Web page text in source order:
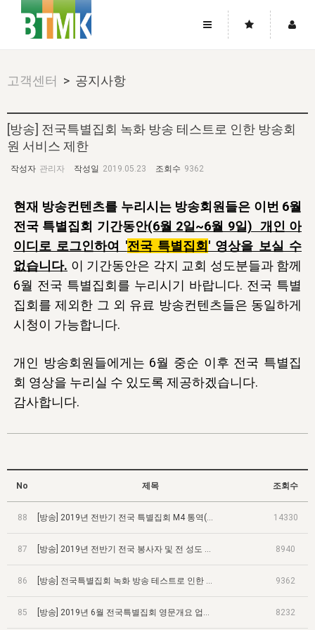
소개
소개
주님의 회복
워치만 니와 위트니스 리
한국에서의 주님의 회복의 역사
우리의 신앙
외부의 평가
성경진리사역원
그리스도의 몸 ▼
사역
일
교회
성령의 흐름
한국
북한
아시아
유럽
북미
중남미
집회 안내 ▼
방송 ▼
전국 전성도 온전하게 하는 훈련
2026년 제임스 리 특별교통
전국 특별집회
자매 온전하게 하는 훈련
서울전시간훈련(FTTS) 수업
전국 전시간 봉사자 훈련
란 캔거스 형제님 특별영상
라이프스타디 ▼
방송
읽기
요셉의 창고 ▼
두란노 학원
성경중점진리
생명공과
진리의 기초
교회사 연구
장로 책임형제 진리 연구
전시간 봉사자 진리 연구
신성한 로맨스
그리스도의 편지 ▼
이른 새벽 마리아처럼
2000년 교회사
성도들의 간증
진리의 변호와 확증
복음 창고
찬송 소개
다음 세대 연구집
다음 세대, 자료실
찬송과 누림
어린이찬송
악기 연주
찬송 나눔터
영상 메시지
목양공과
이상과 계시
갤러리
새길 실행
COPYRIGHT © 2015 BTMK ALL RIGHTS RESERVED
회원가입
고객센터
자주묻는질문
1:1문의
이벤트
방송회원 기부안내
오시는길
진리토론
사랑나눔
자료실
확증과 비평
고객센터 > 공지사항
[방송] 전국특별집회 녹화 방송 테스트로 인한 방송회
원 서비스 제한
작성자 관리자 작성일 2019.05.23 조회수 9362
현재 방송컨텐츠를 누리시는 방송회원들은 이번 6월
전국 특별집회 기간동안(6월 2일~6월 9일) 개인 아
이디로 로그인하여 '전국 특별집회 ' 영상을 보실 수
없습니다. 이 기간동안은 각지 교회 성도분들과 함께
6월 전국 특별집회를 누리시기 바랍니다. 전국 특별
집회를 제외한 그 외 유료 방송컨텐츠들은 동일하게
시청이 가능합니다.
개인 방송회원들에게는 6월 중순 이후 전국 특별집
회 영상을 누리실 수 있도록 제공하겠습니다.
감사합니다.
No 제목 조회수
88 [방송] 2019년 전반기 전국 특별집회 M4 통역(한국어) 음량 조절 14330
87 [방송] 2019년 전반기 전국 봉사자 및 전 성도 온전하게 하는 훈련 영상 업로드 8940
86 [방송] 전국특별집회 녹화 방송 테스트로 인한 방송회원 서비스 제한 9362
85 [방송] 2019년 6월 전국특별집회 영문개요 업로드 8232